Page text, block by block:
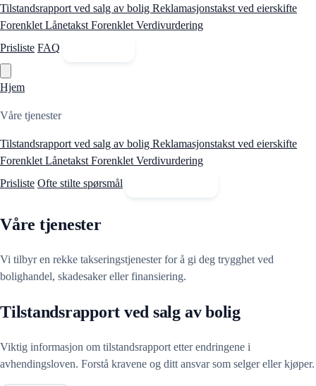
Tilstandsrapport ved salg av bolig Reklamasjonstakst ved eierskifte
Forenklet Lånetakst Forenklet Verdivurdering
Prisliste FAQ
Hjem
Våre tjenester
Tilstandsrapport ved salg av bolig Reklamasjonstakst ved eierskifte
Forenklet Lånetakst Forenklet Verdivurdering
Prisliste Ofte stilte spørsmål
Våre tjenester
Vi tilbyr en rekke takseringstjenester for å gi deg trygghet ved
bolighandel, skadesaker eller finansiering.
Tilstandsrapport ved salg av bolig
Viktig informasjon om tilstandsrapport etter endringene i
avhendingsloven. Forstå kravene og ditt ansvar som selger eller kjøper.